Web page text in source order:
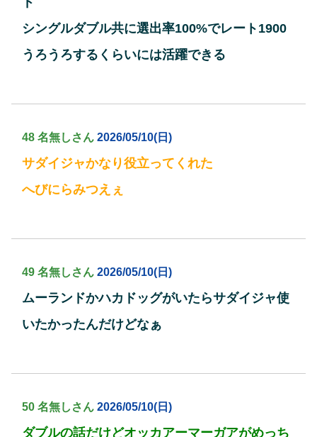
シングルダブル共に選出率100%でレート1900
うろうろするくらいには活躍できる
48 名無しさん 2026/05/10(日)
サダイジャかなり役立ってくれた
へびにらみつえぇ
49 名無しさん 2026/05/10(日)
ムーランドかハカドッグがいたらサダイジャ使
いたかったんだけどなぁ
50 名無しさん 2026/05/10(日)
ダブルの話だけどオッカアーマーガアがめっち